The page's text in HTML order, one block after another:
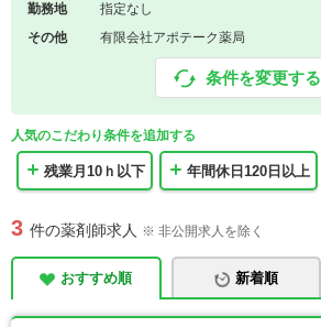
勤務地
指定なし
その他
有限会社アポテーク薬局
条件を変更する
人気のこだわり条件を追加する
残業月10ｈ以下 年間休日120日以上
3 件の薬剤師求人 ※ 非公開求人を除く
おすすめ順 新着順